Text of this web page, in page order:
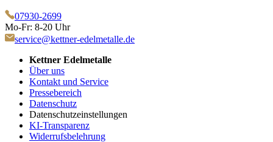
07930-2699
Mo-Fr: 8-20 Uhr
service@kettner-edelmetalle.de
Kettner Edelmetalle
Über uns
Kontakt und Service
Pressebereich
Datenschutz
Datenschutzeinstellungen
KI-Transparenz
Widerrufsbelehrung